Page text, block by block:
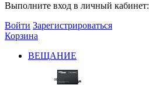
Выполните вход в личный кабинет:
Войти Зарегистрироваться
Корзина
ВЕЩАНИЕ